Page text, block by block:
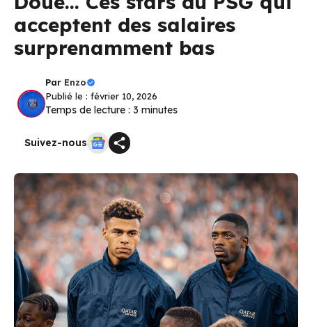
acceptent des salaires
surprenamment bas
Par Enzo
Publié le : février 10, 2026
Temps de lecture : 3 minutes
Suivez-nous